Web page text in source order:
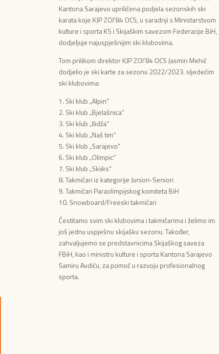
Kantona Sarajevo upriličena podjela sezonskih ski
karata koje KJP ZOI'84 OCS, u saradnji s Ministarstvom
kulture i sporta KS i Skijaškim savezom Federacije BiH,
dodjeljuje najuspješnijim ski klubovima.
Tom prilikom direktor KJP ZOI’84 OCS Jasmin Mehić
dodjelio je ski karte za sezonu 2022/2023. sljedećim
ski klubovima:
1. Ski klub „Alpin”
2. Ski klub „Bjelašnica“
3. Ski klub „Ilidža“
4. Ski klub „Naš tim“
5. Ski klub „Sarajevo“
6. Ski klub „Olimpic“
7. Ski klub „Skiiks“
8. Takmičari iz kategorije Juniori-Seniori
9. Takmičari Paraolimpijskog komiteta BiH
10. Snowboard/Freeski takmičari
Čestitamo svim ski klubovima i takmičarima i želimo im
još jednu uspješnu skijašku sezonu. Također,
zahvaljujemo se predstavnicima Skijaškog saveza
FBiH, kao i ministru kulture i sporta Kantona Sarajevo
Samiru Avdiću, za pomoć u razvoju profesionalnog
sporta.